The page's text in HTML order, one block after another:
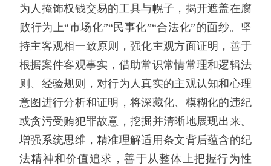
为人掩饰权钱交易的工具与幌子，揭开遮盖在腐
败行为上“市场化”“民事化”“合法化”的面纱。坚
持主客观相一致原则，强化主观方面证明，善于
根据案件客观事实，借助常识常情常理和逻辑法
则、经验规则，对行为人真实的主观认知和心理
意图进行分析和证明，将深藏化、模糊化的违纪
或贪污受贿犯罪故意，挖掘并清晰地展现出来。
增强系统思维，精准理解适用条文背后蕴含的纪
法精神和价值追求，善于从整体上把握行为性